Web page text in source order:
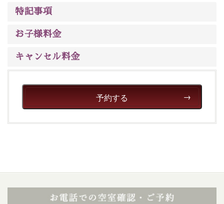
※交通規制などにより運行できない日がございます
※年末年始及び御柱祭前後は運行しておりません
神秘なる諏訪湖に心癒される時間をお過ごしいただけま
特記事項
お子様料金
キャンセル料金
予約する